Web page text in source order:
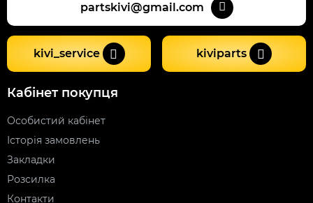
partskivi@gmail.com
kivi_service kiviparts
Кабінет покупця
Особистий кабінет
Історія замовлень
Закладки
Розсилка
Контакти